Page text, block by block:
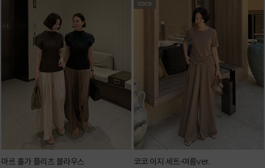
마르 홀가 플리츠 블라우스 코코 이지 세트-여름ver.